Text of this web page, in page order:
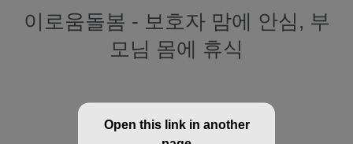
이로움돌봄 - 보호자 맘에 안심, 부
모님 몸에 휴식